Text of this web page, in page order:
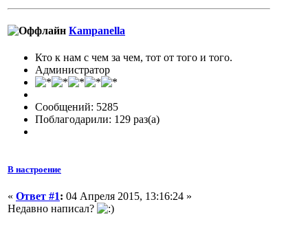
Кampanella
Кто к нам с чем за чем, тот от того и того.
Администратор
Сообщений: 5285
Поблагодарили: 129 раз(а)
В настроение
« Ответ #1: 04 Апреля 2015, 13:16:24 »
Недавно написал?